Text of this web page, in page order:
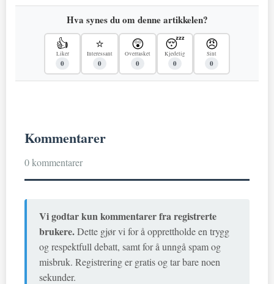
Hva synes du om denne artikkelen?
👍
Liker
0
⭐
Interessant
0
😲
Overrasket
0
😴
Kjedelig
0
😠
Sint
0
Kommentarer
0 kommentarer
Vi godtar kun kommentarer fra registrerte
brukere.Dette gjør vi for å opprettholde en trygg
og respektfull debatt, samt for å unngå spam og
misbruk. Registrering er gratis og tar bare noen
sekunder.